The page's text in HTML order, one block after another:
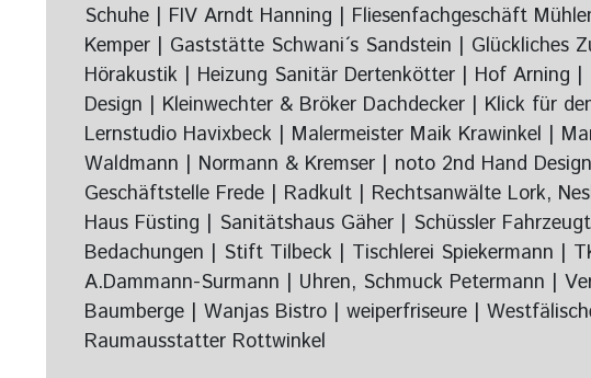
Schuhe | FIV Arndt Hanning | Fliesenfachgeschäft
Kemper | Gaststätte Schwani´s Sandstein | Glückliches
Hörakustik | Heizung Sanitär Dertenkötter | Hof Arning
Design | Kleinwechter & Bröker Dachdecker | Klick für
Lernstudio Havixbeck | Malermeister Maik Krawinkel |
Waldmann | Normann & Kremser | noto 2nd Hand
Geschäftstelle Frede | Radkult | Rechtsanwälte Lork,
Haus Füsting | Sanitätshaus Gäher | Schüssler
Bedachungen | Stift Tilbeck | Tischlerei Spiekermann |
A.Dammann-Surmann | Uhren, Schmuck Petermann |
Baumberge | Wanjas Bistro |
weiperfriseure |
Raumausstatter Rottwinkel